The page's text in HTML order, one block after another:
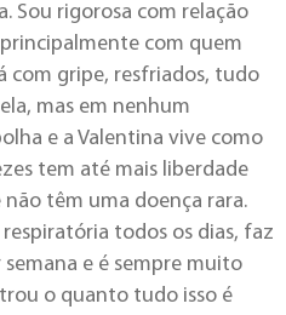
Sou rigorosa com relação
com quem
com gripe, resfriados, tudo
mas em nenhum
e a Valentina vive como
tem até mais liberdade
têm uma doença rara.
todos os dias, faz
e é sempre muito
o quanto tudo isso é